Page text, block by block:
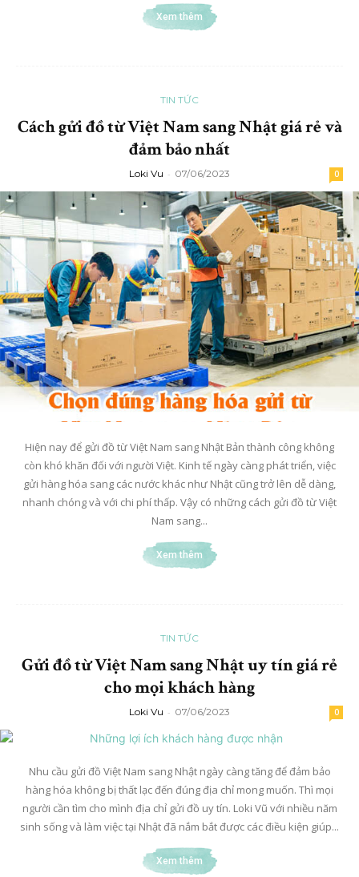
Xem thêm
TIN TỨC
Cách gửi đồ từ Việt Nam sang Nhật giá rẻ và
đảm bảo nhất
Loki Vu - 07/06/2023 0
Hiện nay để gửi đồ từ Việt Nam sang Nhật Bản thành công không
còn khó khăn đối với người Việt. Kinh tế ngày càng phát triển, việc
gửi hàng hóa sang các nước khác như Nhật cũng trở lên dễ dàng,
nhanh chóng và với chi phí thấp. Vậy có những cách gửi đồ từ Việt
Nam sang...
Xem thêm
TIN TỨC
Gửi đồ từ Việt Nam sang Nhật uy tín giá rẻ
cho mọi khách hàng
Loki Vu - 07/06/2023 0
Nhu cầu gửi đồ Việt Nam sang Nhật ngày càng tăng để đảm bảo
hàng hóa không bị thất lạc đến đúng địa chỉ mong muốn. Thì mọi
người cần tìm cho mình địa chỉ gửi đồ uy tín. Loki Vũ với nhiều năm
sinh sống và làm việc tại Nhật đã nắm bắt được các điều kiện giúp...
Xem thêm